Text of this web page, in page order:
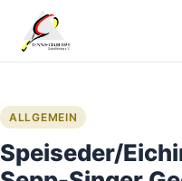
Inhalt
springen
ALLGEMEIN
Speiseder/